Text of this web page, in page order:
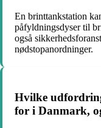
En brinttankstation
påfyldningsdyser til
også
nødstopanordninger.
Hvilke
for i Danmark,